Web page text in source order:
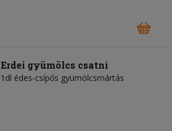
Erdei gyümölcs csatni
1dl édes-csípős gyümölcsmártás